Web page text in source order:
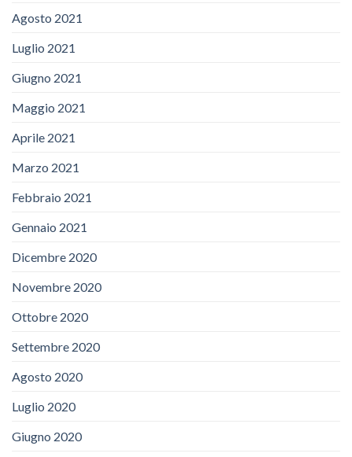
Agosto 2021
Luglio 2021
Giugno 2021
Maggio 2021
Aprile 2021
Marzo 2021
Febbraio 2021
Gennaio 2021
Dicembre 2020
Novembre 2020
Ottobre 2020
Settembre 2020
Agosto 2020
Luglio 2020
Giugno 2020